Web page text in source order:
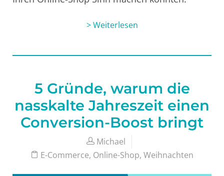
> Weiterlesen
5 Gründe, warum die
nasskalte Jahreszeit einen
Conversion-Boost bringt
Michael
E-Commerce, Online-Shop, Weihnachten